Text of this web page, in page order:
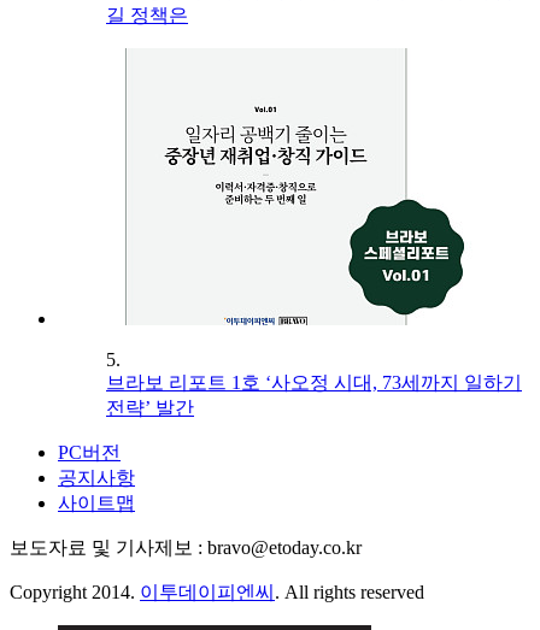
길 정책은
5.
브라보 리포트 1호 ‘사오정 시대, 73세까지 일하기
전략’ 발간
PC버전
공지사항
사이트맵
보도자료 및 기사제보 : bravo@etoday.co.kr
Copyright 2014. 이투데이피엔씨 . All rights reserved